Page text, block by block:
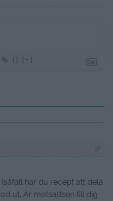
{} [+]
har du recept att dela
ut. Är motsattsen till dig